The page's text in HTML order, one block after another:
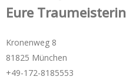
Eure Traumeisterin
Kronenweg 8
81825 München
+49-172-­8185553